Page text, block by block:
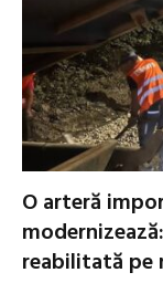
O arteră
reabilitată pe